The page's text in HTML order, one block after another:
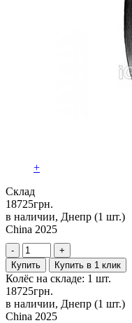
+
Склад
18725грн.
в наличии, Днепр (1 шт.)
China 2025
-
+
Купить
Купить в 1 клик
Колёс на складе: 1 шт.
18725грн.
в наличии, Днепр (1 шт.)
China 2025